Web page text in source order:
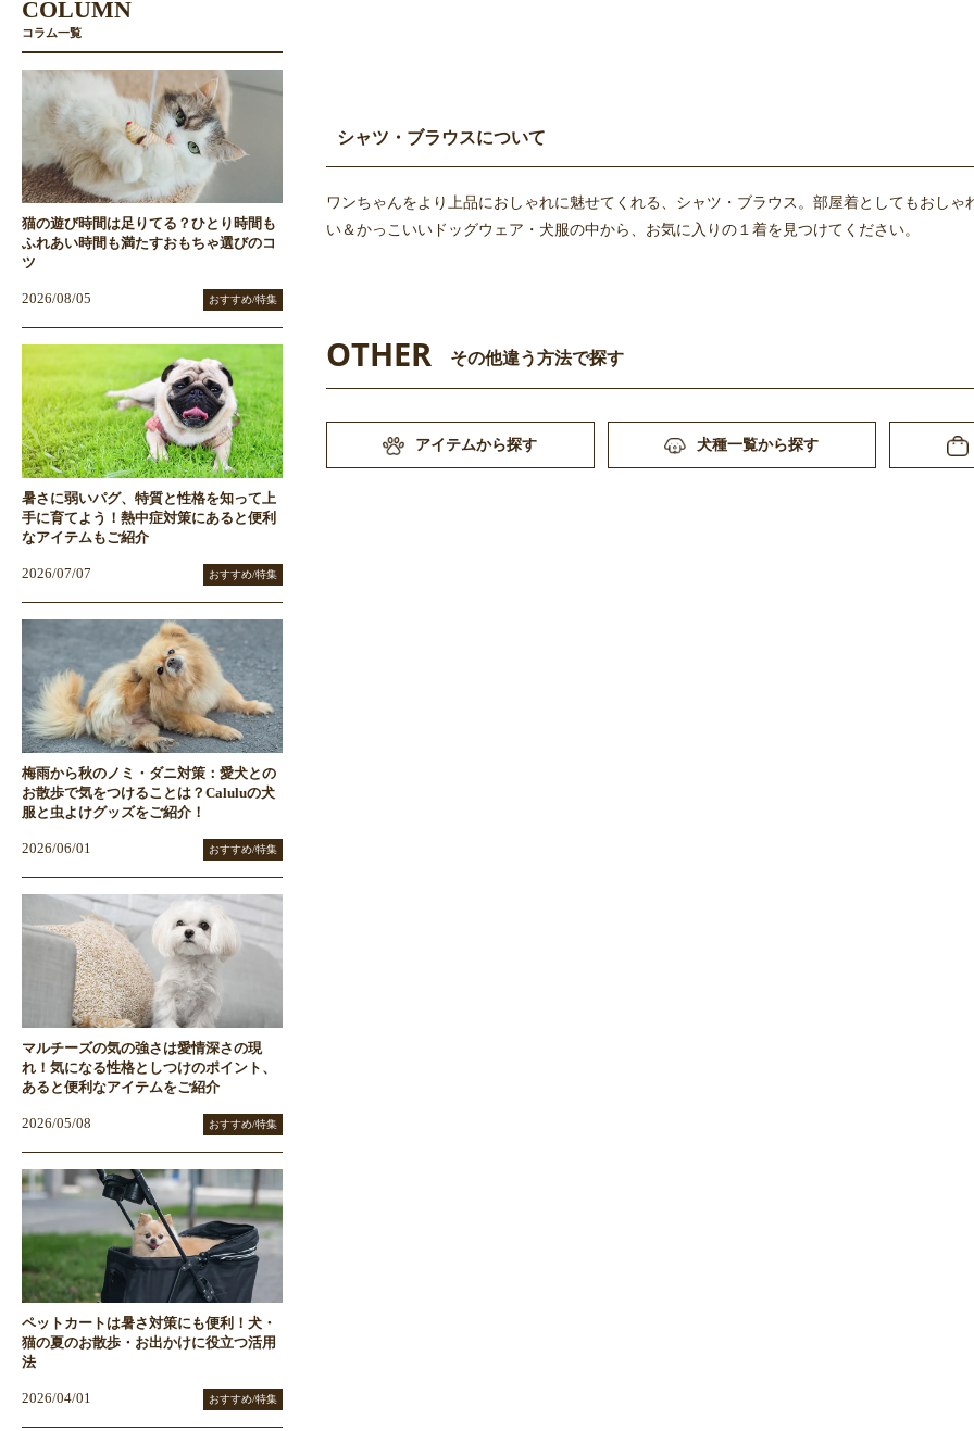
シャツ・ブラウスについて
ワンちゃんをより上品におしゃれに魅せてくれる、シャツ・ブラウス。部屋着としてもおし
い＆かっこいいドッグウェア・犬服の中から、お気に入りの１着を見つけてください。
OTHER その他違う方法で探す
アイテムから探す 犬種一覧から探す
COLUMN
コラム一覧
猫の遊び時間は足りてる？ひとり時間も
ふれあい時間も満たすおもちゃ選びのコ
ツ
2026/08/05 おすすめ/特集
暑さに弱いパグ、特質と性格を知って上
手に育てよう！熱中症対策にあると便利
なアイテムもご紹介
2026/07/07 おすすめ/特集
梅雨から秋のノミ・ダニ対策：愛犬との
お散歩で気をつけることは？Caluluの犬
服と虫よけグッズをご紹介！
2026/06/01 おすすめ/特集
マルチーズの気の強さは愛情深さの現
れ！気になる性格としつけのポイント、
あると便利なアイテムをご紹介
2026/05/08 おすすめ/特集
ペットカートは暑さ対策にも便利！犬・
猫の夏のお散歩・お出かけに役立つ活用
法
2026/04/01 おすすめ/特集